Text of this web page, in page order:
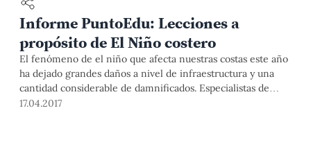
Informe PuntoEdu: Lecciones a
propósito de El Niño costero
El fenómeno de el niño que afecta nuestras costas este año
ha dejado grandes daños a nivel de infraestructura y una
cantidad considerable de damnificados. Especialistas de
nuestra universidad analizan el panorama que se abre ante
17.04.2017